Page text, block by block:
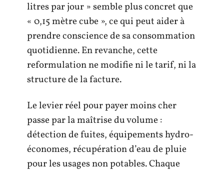
litres par jour » semble plus concret que
« 0,15 mètre cube », ce qui peut aider à
prendre conscience de sa consommation
quotidienne. En revanche, cette
reformulation ne modifie ni le tarif, ni la
structure de la facture.
Le levier réel pour payer moins cher
passe par la maîtrise du volume :
détection de fuites, équipements hydro-
économes, récupération d’eau de pluie
pour les usages non potables. Chaque